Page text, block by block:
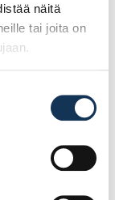
näitä
tai joita on